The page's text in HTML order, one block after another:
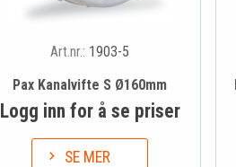
Art.nr.: 1903-5
Pax Kanalvifte S Ø160mm
Logg inn for å se priser
SE MER